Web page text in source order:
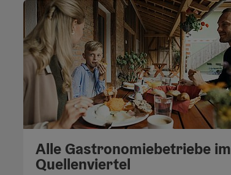
Alle Gastronomiebetriebe im
Quellenviertel